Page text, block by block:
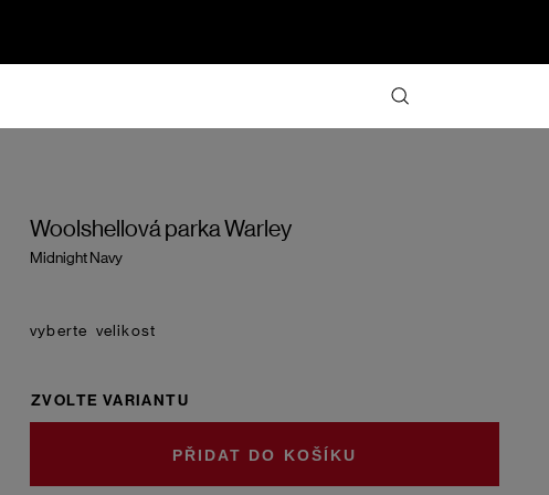
Woolshellová parka Warley
Midnight Navy
velikost
ZVOLTE VARIANTU
DO KOŠÍKU